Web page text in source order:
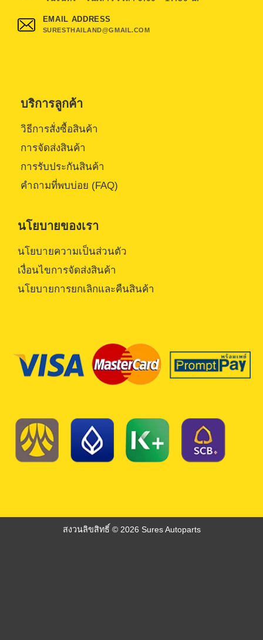
EMAIL ADDRESS
SURESTHAILAND@GMAIL.COM
บริการลูกค้า
วิธีการสั่งซื้อสินค้า
การจัดส่งสินค้า
การรับประกันสินค้า
คำถามที่พบบ่อย (FAQ)
นโยบายของเรา
นโยบายความเป็นส่วนตัว
เงื่อนไขการจัดส่งสินค้า
นโยบายการยกเลิกและคืนสินค้า
สงวนลิขสิทธิ์ © 2026 Sures Autoparts